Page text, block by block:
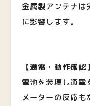
金属製アンテナは
に影響します。
【通電・動作確認】
電池を装填し通電
メーターの反応